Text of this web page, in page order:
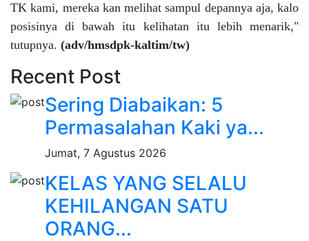
TK kami, mereka kan melihat sampul depannya aja, kalo
posisinya di bawah itu kelihatan itu lebih menarik,"
tutupnya. (adv/hmsdpk-kaltim/tw)
Recent Post
Sering Diabaikan: 5
Permasalahan Kaki ya...
Jumat, 7 Agustus 2026
KELAS YANG SELALU
KEHILANGAN SATU
ORANG...